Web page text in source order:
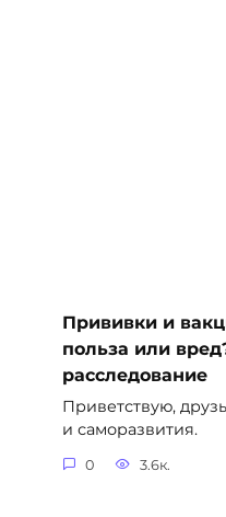
Прививки и
польза или
расследование
Приветствую,
и саморазвития.
0 3.6к.